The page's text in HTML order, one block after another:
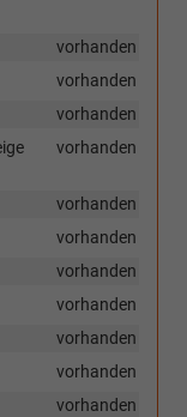
vorhanden
vorhanden
vorhanden
vorhanden
vorhanden
vorhanden
vorhanden
vorhanden
vorhanden
vorhanden
vorhanden